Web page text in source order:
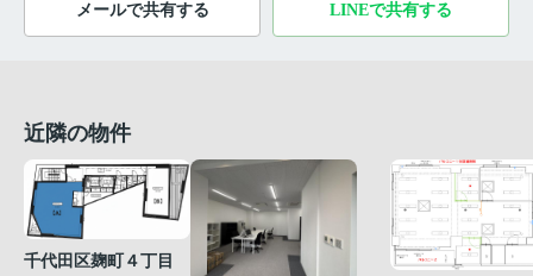
メールで共有する LINEで共有する
近隣の物件
千代田区麹町４丁目